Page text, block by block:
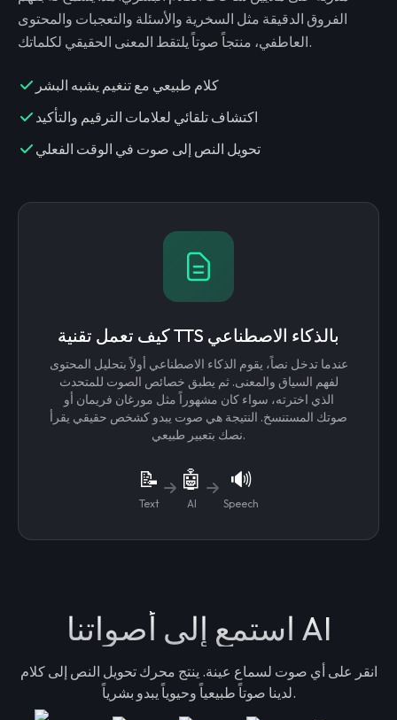
الفروق الدقيقة مثل السخرية والأسئلة والتعجبات والمحتوى
العاطفي، منتجاً صوتاً يلتقط المعنى الحقيقي لكلماتك.
كلام طبيعي مع تنغيم يشبه البشر
اكتشاف تلقائي لعلامات الترقيم والتأكيد
تحويل النص إلى صوت في الوقت الفعلي
كيف تعمل تقنية TTS بالذكاء الاصطناعي
عندما تدخل نصاً، يقوم الذكاء الاصطناعي أولاً بتحليل المحتوى
لفهم السياق والمعنى. ثم يطبق خصائص الصوت للمتحدث
الذي اخترته، سواء كان مشهوراً مثل مورغان فريمان أو
صوتك المستنسخ. النتيجة هي صوت يبدو كشخص حقيقي يقرأ
نصك بتعبير طبيعي.
📝
Text
🤖
AI
🔊
Speech
استمع إلى أصواتنا AI
انقر على أي صوت لسماع عينة. ينتج محرك تحويل النص إلى كلام
لدينا صوتاً طبيعياً وحيوياً يبدو بشرياً.